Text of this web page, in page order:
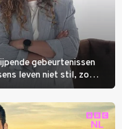
gebeurtenissen
leven niet stil, zo